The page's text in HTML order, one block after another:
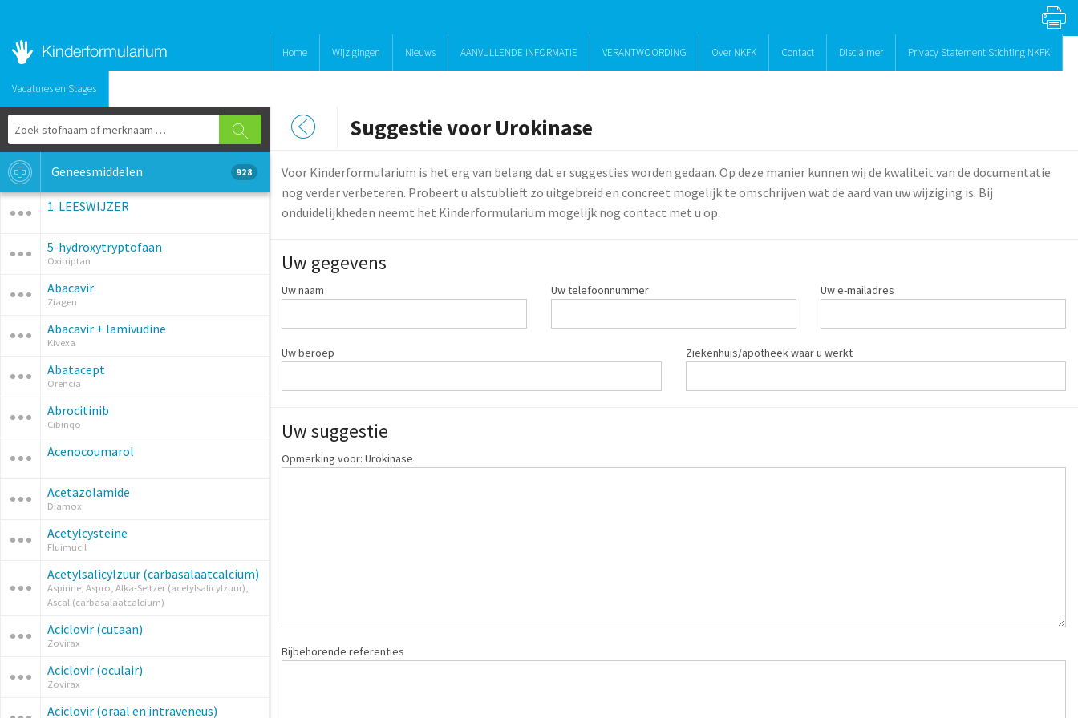
Home Wijzigingen Nieuws AANVULLENDE INFORMATIE VERANTWOORDING Over NKFK Contact Disclaimer Privacy Statement Stichting NKFK
Vacatures en Stages
Geneesmiddelen 928
1. LEESWIJZER
5-hydroxytryptofaan
Oxitriptan
Abacavir
Ziagen
Abacavir + lamivudine
Kivexa
Abatacept
Orencia
Abrocitinib
Cibinqo
Acenocoumarol
Acetazolamide
Diamox
Acetylcysteine
Fluimucil
Acetylsalicylzuur (carbasalaatcalcium)
Aspirine, Aspro, Alka-Seltzer (acetylsalicylzuur),
Ascal (carbasalaatcalcium)
Aciclovir (cutaan)
Zovirax
Aciclovir (oculair)
Zovirax
Aciclovir (oraal en intraveneus)
Suggestie voor Urokinase
Voor Kinderformularium is het erg van belang dat er suggesties worden gedaan. Op deze manier kunnen wij de kwaliteit van de documentatie
nog verder verbeteren. Probeert u alstublieft zo uitgebreid en concreet mogelijk te omschrijven wat de aard van uw wijziging is. Bij
onduidelijkheden neemt het Kinderformularium mogelijk nog contact met u op.
Uw gegevens
Uw naam Uw telefoonnummer Uw e-mailadres
Uw beroep Ziekenhuis/apotheek waar u werkt
Uw suggestie
Opmerking voor: Urokinase
Bijbehorende referenties